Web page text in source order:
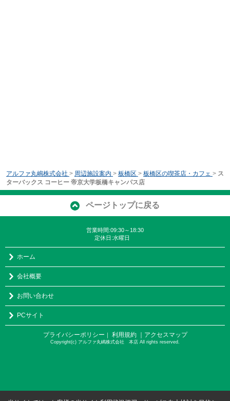
アルファ丸嶋株式会社 > 周辺施設案内 > 板橋区 > 板橋区の喫茶店・カフェ > ス
ターバックス コーヒー 帝京大学板橋キャンパス店
ページトップに戻る
営業時間:09:30～18:30
定休日:水曜日
ホーム
会社概要
お問い合わせ
PCサイト
プライバシーポリシー ｜ 利用規約 ｜アクセスマップ
Copyright(c) アルファ丸嶋株式会社 本店 All rights reserved.